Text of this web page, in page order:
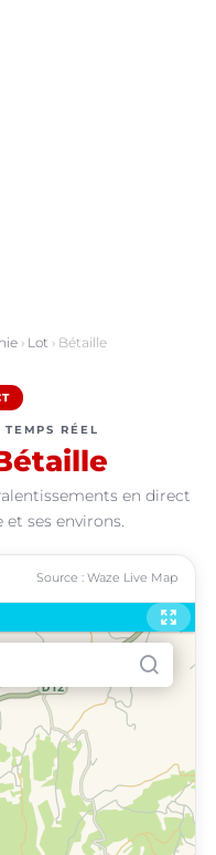
› Lot › Bétaille
RÉEL
en direct
ses environs.
Source : Waze Live Map